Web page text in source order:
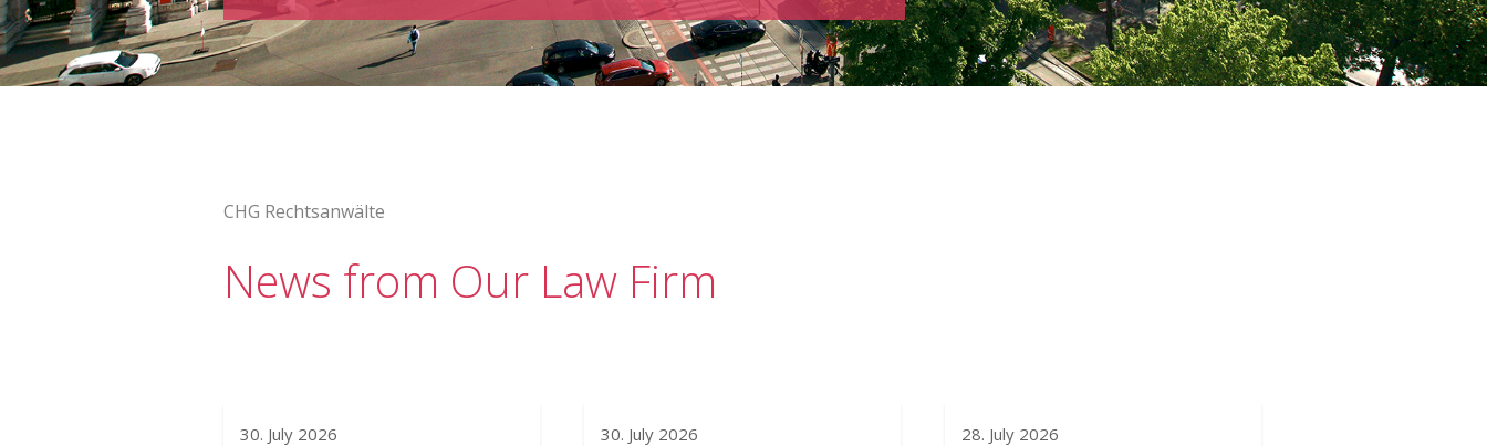
CHG Rechtsanwälte
News from Our Law Firm
30. July 2026 30. July 2026 28. July 2026